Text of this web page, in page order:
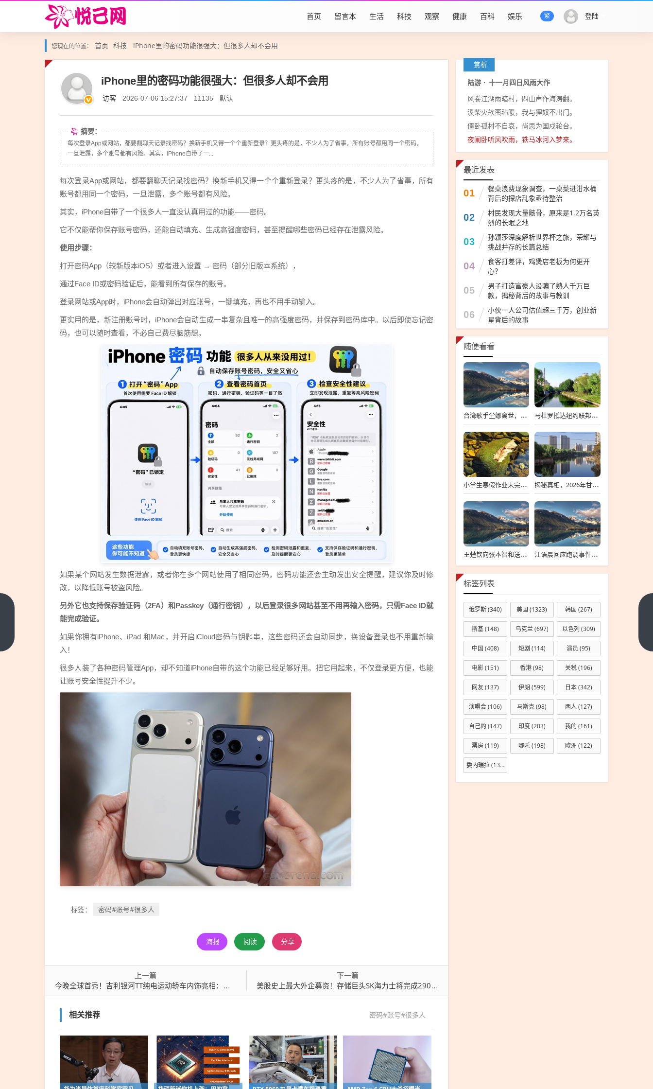
登陆
繁
首页 留言本 生活 科技 观察 健康 百科 娱乐
您现在的位置： 首页 科技 iPhone里的密码功能很强大：但很多人却不会用
iPhone里的密码功能很强大：但很多人却不会用
访客 2026-07-06 15:27:37 11135 默认
摘要：
每次登录App或网站，都要翻聊天记录找密码？换新手机又得一个个重新登录？更头疼的是，不少人为了省事，所有账号都用同一个密码，
一旦泄露，多个账号都有风险。其实，iPhone自带了一...
每次登录App或网站，都要翻聊天记录找密码？换新手机又得一个个重新登录？更头疼的是，不少人为了省事，所有
账号都用同一个密码，一旦泄露，多个账号都有风险。
其实，iPhone自带了一个很多人一直没认真用过的功能——密码。
它不仅能帮你保存账号密码，还能自动填充、生成高强度密码，甚至提醒哪些密码已经存在泄露风险。
使用步骤：
打开密码App（较新版本iOS）或者进入设置 → 密码（部分旧版本系统），
通过Face ID或密码验证后，能看到所有保存的账号。
登录网站或App时，iPhone会自动弹出对应账号，一键填充，再也不用手动输入。
更实用的是，新注册账号时，iPhone会自动生成一串复杂且唯一的高强度密码，并保存到密码库中。以后即使忘记密
码，也可以随时查看，不必自己费尽脑筋想。
如果某个网站发生数据泄露，或者你在多个网站使用了相同密码，密码功能还会主动发出安全提醒，建议你及时修
改，以降低账号被盗风险。
另外它也支持保存验证码（2FA）和Passkey（通行密钥），以后登录很多网站甚至不用再输入密码，只需Face ID就
能完成验证。
如果你拥有iPhone、iPad 和Mac，并开启iCloud密码与钥匙串，这些密码还会自动同步，换设备登录也不用重新输
入！
很多人装了各种密码管理App，却不知道iPhone自带的这个功能已经足够好用。把它用起来，不仅登录更方便，也能
让账号安全性提升不少。
标签： 密码#账号#很多人
海报 阅读 分享
上一篇
今晚全球首秀！吉利银河TT纯电运动轿车内饰亮相：空调出风口还镶块钟表
下一篇
美股史上最大外企募资！存储巨头SK海力士将完成290亿美元ADR发行
相关推荐 密码#账号#很多人
赏析
陆游 · 十一月四日风雨大作
风卷江湖雨暗村，四山声作海涛翻。
溪柴火软蛮毡暖，我与狸奴不出门。
僵卧孤村不自哀，尚思为国戍轮台。
夜阑卧听风吹雨，铁马冰河入梦来。
最近发表
01
餐桌浪费现象调查，一桌菜进泔水桶
背后的探店乱象亟待整治
02
村民发现大量骸骨，原来是1.2万名英
烈的长眠之地
03
孙颖莎深度解析世界杯之旅，荣耀与
挑战并存的长篇总结
04
食客打差评，鸡煲店老板为何更开
心？
05
男子打造富豪人设骗了熟人千万巨
款，揭秘背后的故事与教训
06
小伙一人公司估值超三千万，创业新
星背后的故事
随便看看
台湾歌手坣娜离世，音乐界痛失璀璨之星 马杜罗抵达纽约联邦法院，一场备受瞩目的司法之旅
小学生寒假作业未完成离家出走，深度探究背后的原因与应对策略 揭秘真相，2026年甘肃省考标准答案不实传闻背后的真相探索
王楚钦向张本智和送上祝贺背后的故事 江语晨回应跑调事件，每个人都有失误，理解并接纳是关键
标签列表
俄罗斯(340) 美国 (1323) 韩国 (267)
斯基(148) 乌克兰(697) 以色列 (309)
中国 (408) 短剧 (114) 演员 (95)
电影(151) 香港(98) 关税(196)
网友(137) 伊朗 (599) 日本(342)
演唱会(106) 马斯克(98) 两人(127)
自己的 (147) 印度(203) 我的 (161)
票房 (119) 哪吒(198) 欧洲 (122)
委内瑞拉(133)